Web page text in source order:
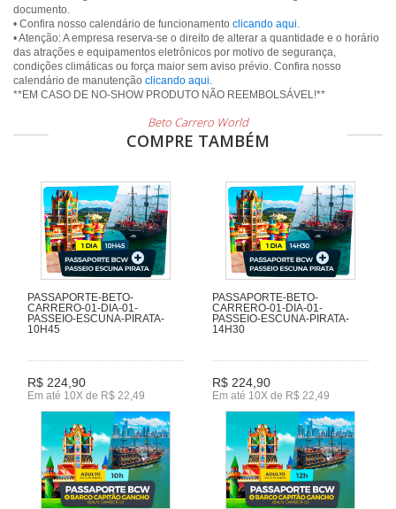
documento.
• Confira nosso calendário de funcionamento clicando aqui.
• Atenção: A empresa reserva-se o direito de alterar a quantidade e o horário
das atrações e equipamentos eletrônicos por motivo de segurança,
condições climáticas ou força maior sem aviso prévio. Confira nosso
calendário de manutenção clicando aqui.
**EM CASO DE NO-SHOW PRODUTO NÃO REEMBOLSÁVEL!**
Beto Carrero World
COMPRE TAMBÉM
PASSAPORTE-BETO-
CARRERO-01-DIA-01-
PASSEIO-ESCUNA-PIRATA-
10H45
R$ 224,90
Em até 10X de R$ 22,49
PASSAPORTE-BETO-
CARRERO-01-DIA-01-
PASSEIO-ESCUNA-PIRATA-
14H30
R$ 224,90
Em até 10X de R$ 22,49